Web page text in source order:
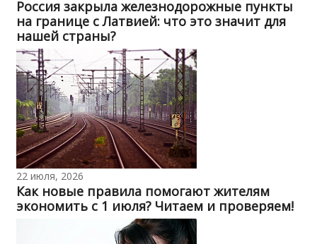
Россия закрыла железнодорожные пункты
на границе с Латвией: что это значит для
нашей страны?
22 июля, 2026
Как новые правила помогают жителям
экономить с 1 июля? Читаем и проверяем!